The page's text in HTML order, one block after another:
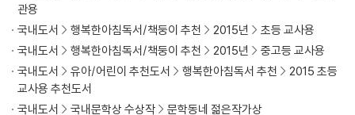
관용
국내도서
행복한아침독서/책둥이 추천 2015년
초등 교사용
국내도서
행복한아침독서/책둥이 추천 2015년
중고등 교사용
국내도서
유아/어린이 추천도서 행복한아침독서 추천
2015 초등
교사용 추천도서
국내도서
국내문학상 수상작
문학동네 젊은작가상